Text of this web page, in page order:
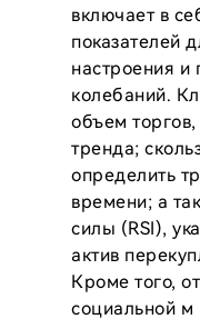
включает в
показателей
настроения и
колебаний.
объем
тренда;
определить
времени; а
силы (RSI),
актив
Кроме того,
социальной м